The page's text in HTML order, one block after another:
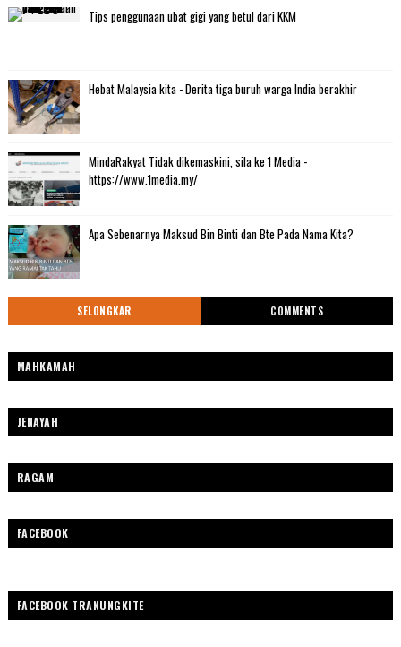
Tips penggunaan ubat gigi yang betul dari KKM
Hebat Malaysia kita - Derita tiga buruh warga India berakhir
MindaRakyat Tidak dikemaskini, sila ke 1 Media -
https://www.1media.my/
Apa Sebenarnya Maksud Bin Binti dan Bte Pada Nama Kita?
SELONGKAR COMMENTS
MAHKAMAH
JENAYAH
RAGAM
FACEBOOK
FACEBOOK TRANUNGKITE